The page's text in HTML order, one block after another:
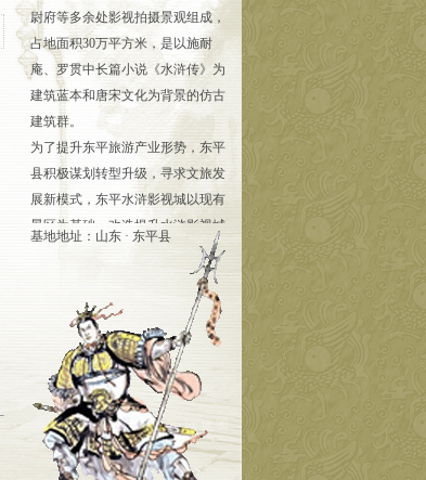
尉府等多余处影视拍摄景观组成，
占地面积30万平方米，是以施耐
庵、罗贯中长篇小说《水浒传》为
建筑蓝本和唐宋文化为背景的仿古
建筑群。
为了提升东平旅游产业形势，东平
县积极谋划转型升级，寻求文旅发
展新模式，东平水浒影视城以现有
景区为基础，改造提升水浒影视城
主街区、辅街区25000平方米。突
出“灯光、演绎、美食”核心元素，
悬挂灯笼15000个，安装亮化牌楼
30余个，制作花车、东平湖女、发
财兔、麒麟等巨型雕塑10个，招引
文化创意、餐饮小吃、特产非遗等
各类业态38家，同步进行东平湖美
人鱼、雾中仙、石中玉、三手棋圣
等10余种行为艺术表演，着力丰富
基地地址：山东 · 东平县